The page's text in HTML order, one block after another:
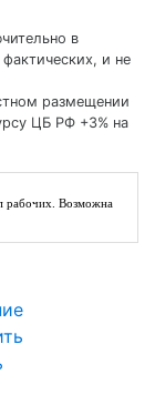
в
и не
размещении
рабочих. Возможна